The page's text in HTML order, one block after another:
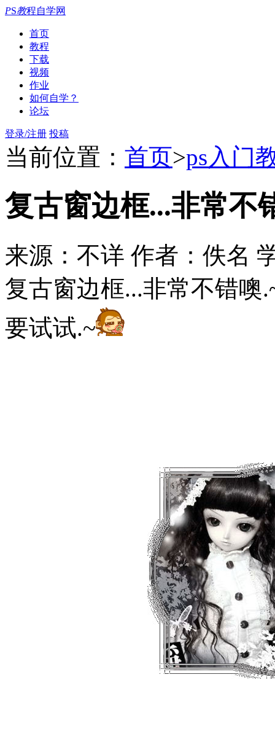
PS教程自学网
首页
教程
下载
视频
作业
如何自学？
论坛
登录/注册 投稿
当前位置： 首页>ps入门
复古窗边框...非常不
来源：不详 作者：佚名
复古窗边框...非常不错噢
要试试.~